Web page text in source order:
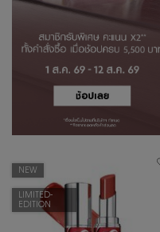
NEW
LIMITED-
EDITION